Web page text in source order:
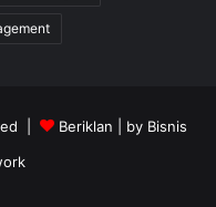
| Beriklan | by Bisnis